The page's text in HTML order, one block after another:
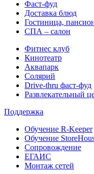
Фаст-фуд
Доставка блюд
Гостиница,
СПА – салон
Фитнес клуб
Кинотеатр
Аквапарк
Солярий
Drive-thru фаст-фуд
Развлекательный
Поддержка
Обучение R-Keeper
Обучение
Сопровождение
ЕГАИС
Монтаж сетей